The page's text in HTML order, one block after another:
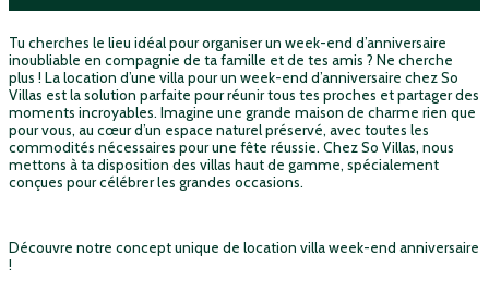
Tu cherches le lieu idéal pour organiser un week-end d’anniversaire
inoubliable en compagnie de ta famille et de tes amis ? Ne cherche
plus ! La location d’une villa pour un week-end d’anniversaire chez So
Villas est la solution parfaite pour réunir tous tes proches et partager des
moments incroyables. Imagine une grande maison de charme rien que
pour vous, au cœur d’un espace naturel préservé, avec toutes les
commodités nécessaires pour une fête réussie. Chez So Villas, nous
mettons à ta disposition des villas haut de gamme, spécialement
conçues pour célébrer les grandes occasions.
Découvre notre concept unique de location villa week-end anniversaire
!